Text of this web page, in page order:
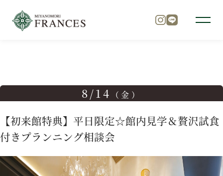
チャペル
8/14 （金）
【初来館特典】平日限定☆館内見学＆贅沢試食
付きプランニング相談会